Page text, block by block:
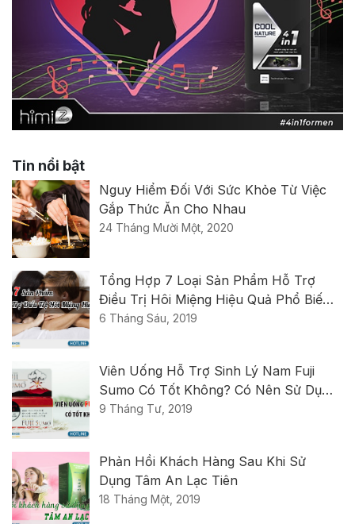
Tin nổi bật
Nguy Hiểm Đối Với Sức Khỏe Từ Việc
Gắp Thức Ăn Cho Nhau
24 Tháng Mười Một, 2020
Tổng Hợp 7 Loại Sản Phẩm Hỗ Trợ
Điều Trị Hôi Miệng Hiệu Quả Phổ Biến
Nhất Hiện Nay
6 Tháng Sáu, 2019
Viên Uống Hỗ Trợ Sinh Lý Nam Fuji
Sumo Có Tốt Không? Có Nên Sử Dụng
Không?
9 Tháng Tư, 2019
Phản Hồi Khách Hàng Sau Khi Sử
Dụng Tâm An Lạc Tiên
18 Tháng Một, 2019